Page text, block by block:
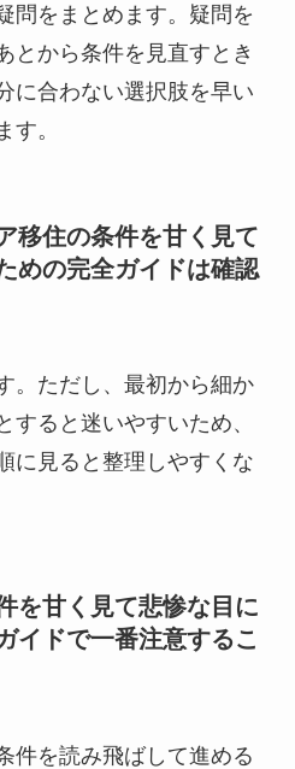
問をまとめます。疑問を
とから条件を見直すとき
に合わない選択肢を早い
す。
移住の条件を甘く見て
めの完全ガイドは確認
。ただし、最初から細か
すると迷いやすいため、
に見ると整理しやすくな
を甘く見て悲惨な目に
イドで一番注意するこ
件を読み飛ばして進める